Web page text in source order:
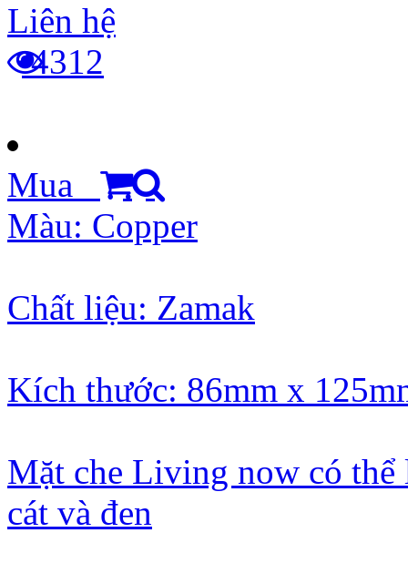
Liên hệ
4312
Mua
Màu: Copper
Chất liệu: Zamak
Kích thước: 86mm x
Mặt che Living now có thể
cát và đen